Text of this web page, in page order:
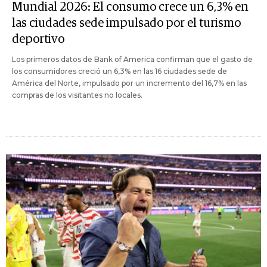
Mundial 2026: El consumo crece un 6,3% en
las ciudades sede impulsado por el turismo
deportivo
Los primeros datos de Bank of America confirman que el gasto de
los consumidores creció un 6,3% en las 16 ciudades sede de
América del Norte, impulsado por un incremento del 16,7% en las
compras de los visitantes no locales.